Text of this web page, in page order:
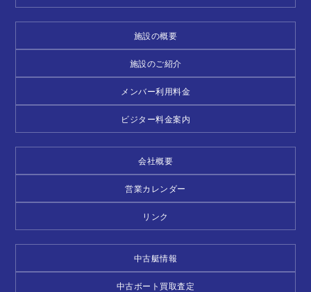
施設の概要
施設のご紹介
メンバー利用料金
ビジター料金案内
会社概要
営業カレンダー
リンク
中古艇情報
中古ボート買取査定